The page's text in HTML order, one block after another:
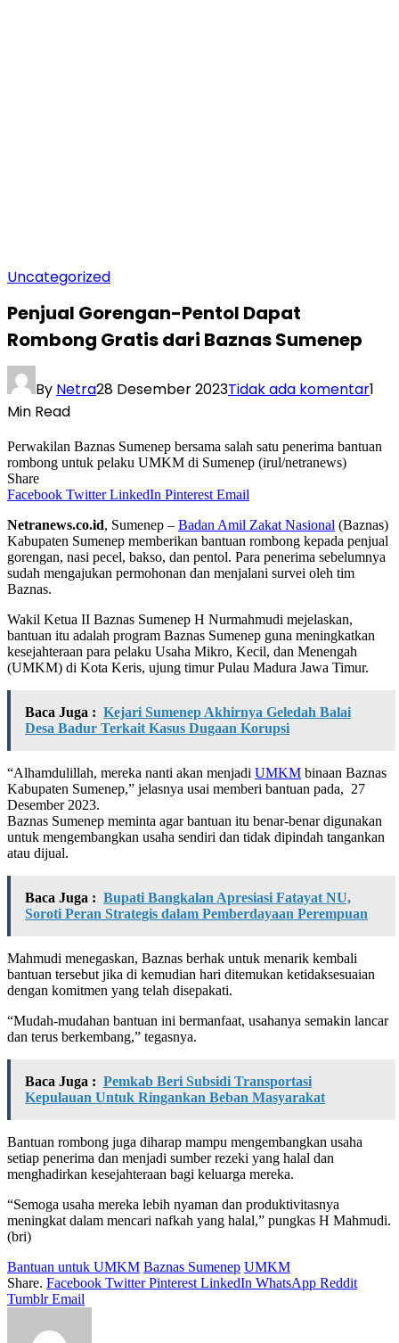
Uncategorized
Penjual Gorengan-Pentol Dapat
Rombong Gratis dari Baznas Sumenep
By Netra28 Desember 2023Tidak ada komentar1
Min Read
Perwakilan Baznas Sumenep bersama salah satu penerima bantuan
rombong untuk pelaku UMKM di Sumenep (irul/netranews)
Share
Facebook Twitter LinkedIn Pinterest Email
Netranews.co.id, Sumenep – Badan Amil Zakat Nasional (Baznas)
Kabupaten Sumenep memberikan bantuan rombong kepada penjual
gorengan, nasi pecel, bakso, dan pentol. Para penerima sebelumnya
sudah mengajukan permohonan dan menjalani survei oleh tim
Baznas.
Wakil Ketua II Baznas Sumenep H Nurmahmudi mejelaskan,
bantuan itu adalah program Baznas Sumenep guna meningkatkan
kesejahteraan para pelaku Usaha Mikro, Kecil, dan Menengah
(UMKM) di Kota Keris, ujung timur Pulau Madura Jawa Timur.
Baca Juga : Kejari Sumenep Akhirnya Geledah Balai
Desa Badur Terkait Kasus Dugaan Korupsi
“Alhamdulillah, mereka nanti akan menjadi UMKM binaan Baznas
Kabupaten Sumenep,” jelasnya usai memberi bantuan pada, 27
Desember 2023.
Baznas Sumenep meminta agar bantuan itu benar-benar digunakan
untuk mengembangkan usaha sendiri dan tidak dipindah tangankan
atau dijual.
Baca Juga : Bupati Bangkalan Apresiasi Fatayat NU,
Soroti Peran Strategis dalam Pemberdayaan Perempuan
Mahmudi menegaskan, Baznas berhak untuk menarik kembali
bantuan tersebut jika di kemudian hari ditemukan ketidaksesuaian
dengan komitmen yang telah disepakati.
“Mudah-mudahan bantuan ini bermanfaat, usahanya semakin lancar
dan terus berkembang,” tegasnya.
Baca Juga : Pemkab Beri Subsidi Transportasi
Kepulauan Untuk Ringankan Beban Masyarakat
Bantuan rombong juga diharap mampu mengembangkan usaha
setiap penerima dan menjadi sumber rezeki yang halal dan
menghadirkan kesejahteraan bagi keluarga mereka.
“Semoga usaha mereka lebih nyaman dan produktivitasnya
meningkat dalam mencari nafkah yang halal,” pungkas H Mahmudi.
(bri)
Bantuan untuk UMKM Baznas Sumenep UMKM
Share. Facebook Twitter Pinterest LinkedIn WhatsApp Reddit
Tumblr Email